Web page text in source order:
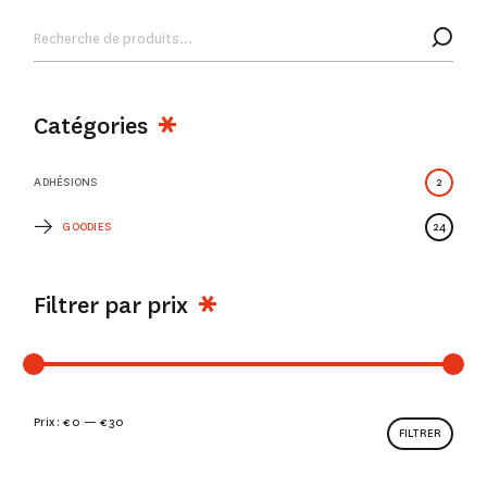
Catégories
ADHÉSIONS 2
GOODIES 24
Filtrer par prix
FILTRER
Prix : € 0 —€ 30